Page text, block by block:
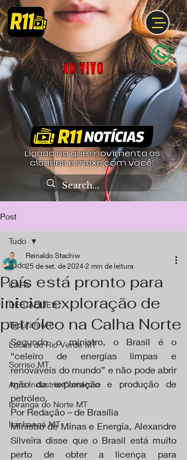
Ligado no que movimenta as
cidades e mexe com você!
Post
Tudo
CAPA
DESTAQUES
Tapurah MT
Lucas do Rio Verde MT
Sorriso MT
Agro Industria Comércio
Ipiranga do Norte MT
Itanhangá MT
Tudo
País está pronto para
iniciar exploração de
petróleo na Calha Norte
Reinaldo Stachiw
25 de set. de 2024 2 min de leitura
Segundo o ministro, o Brasil é o
“celeiro de energias limpas e
renováveis do mundo” e não pode abrir
mão da exploração e produção de
petróleo.
Por Redação – de Brasília
Ministro de Minas e Energia, Alexandre
Silveira disse que o Brasil está muito
perto de obter a licença para